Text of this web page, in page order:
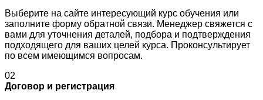
Выберите на сайте интересующий курс обучения или
заполните форму обратной связи. Менеджер свяжется с
вами для уточнения деталей, подбора и подтверждения
подходящего для ваших целей курса. Проконсультирует
по всем имеющимся вопросам.
02
Договор и регистрация